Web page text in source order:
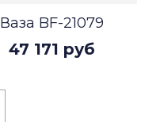
Ваза BF-21079
47 171 руб